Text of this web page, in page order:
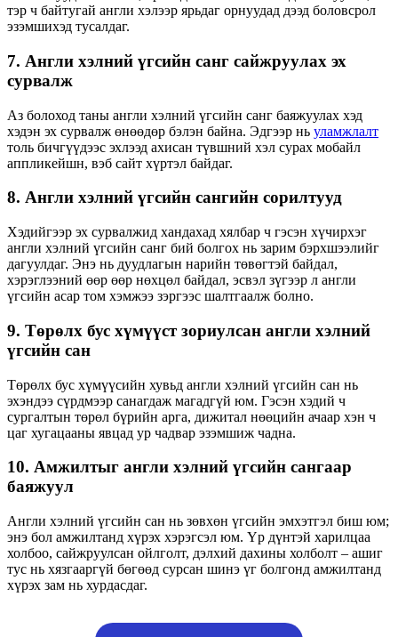
тэр ч байтугай англи хэлээр ярьдаг орнуудад дээд боловсрол
эзэмшихэд тусалдаг.
7. Англи хэлний үгсийн санг сайжруулах эх
сурвалж
Аз болоход таны англи хэлний үгсийн санг баяжуулах хэд
хэдэн эх сурвалж өнөөдөр бэлэн байна. Эдгээр нь уламжлалт
толь бичгүүдээс эхлээд ахисан түвшний хэл сурах мобайл
аппликейшн, вэб сайт хүртэл байдаг.
8. Англи хэлний үгсийн сангийн сорилтууд
Хэдийгээр эх сурвалжид хандахад хялбар ч гэсэн хүчирхэг
англи хэлний үгсийн санг бий болгох нь зарим бэрхшээлийг
дагуулдаг. Энэ нь дуудлагын нарийн төвөгтэй байдал,
хэрэглээний өөр өөр нөхцөл байдал, эсвэл зүгээр л англи
үгсийн асар том хэмжээ зэргээс шалтгаалж болно.
9. Төрөлх бус хүмүүст зориулсан англи хэлний
үгсийн сан
Төрөлх бус хүмүүсийн хувьд англи хэлний үгсийн сан нь
эхэндээ сүрдмээр санагдаж магадгүй юм. Гэсэн хэдий ч
сургалтын төрөл бүрийн арга, дижитал нөөцийн ачаар хэн ч
цаг хугацааны явцад ур чадвар эзэмшиж чадна.
10. Амжилтыг англи хэлний үгсийн сангаар
баяжуул
Англи хэлний үгсийн сан нь зөвхөн үгсийн эмхэтгэл биш юм;
энэ бол амжилтанд хүрэх хэрэгсэл юм. Үр дүнтэй харилцаа
холбоо, сайжруулсан ойлголт, дэлхий дахины холболт – ашиг
тус нь хязгааргүй бөгөөд сурсан шинэ үг болгонд амжилтанд
хүрэх зам нь хурдасдаг.